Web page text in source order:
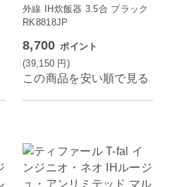
外線 IH炊飯器 3.5合 ブラック
RK8818JP
8,700 ポイント
(39,150 円)
この商品を安い順で見る